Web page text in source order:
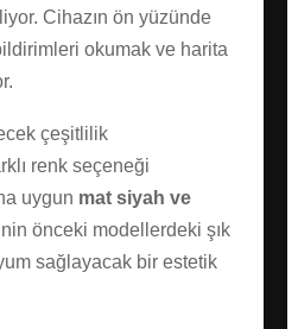
Cihazın ön yüzünde
okumak ve harita
çeşitlilik
renk seçeneği
uygun mat siyah ve
önceki modellerdeki şık
sağlayacak bir estetik